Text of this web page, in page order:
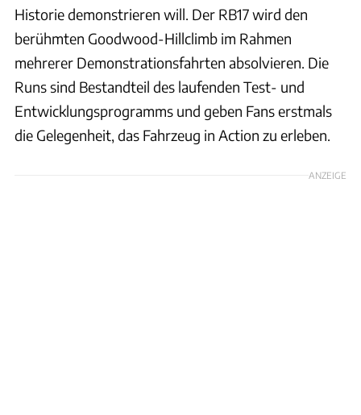
Historie demonstrieren will. Der RB17 wird den
berühmten Goodwood-Hillclimb im Rahmen
mehrerer Demonstrationsfahrten absolvieren. Die
Runs sind Bestandteil des laufenden Test- und
Entwicklungsprogramms und geben Fans erstmals
die Gelegenheit, das Fahrzeug in Action zu erleben.
ANZEIGE